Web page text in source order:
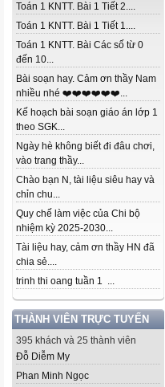
Toán 1 KNTT. Bài 1 Tiết 2....
Toán 1 KNTT. Bài 1 Tiết 1....
Toán 1 KNTT. Bài Các số từ 0
đến 10...
Bài soạn hay. Cảm ơn thầy Nam
nhiều nhé ❤️❤️❤️❤️❤️❤️...
Kế hoạch bài soạn giáo án lớp 1
theo SGK...
Ngày hè không biết đi đâu chơi,
vào trang thầy...
Chào bạn N, tài liệu siêu hay và
chỉn chu...
Quy chế làm việc của Chi bộ
nhiệm kỳ 2025-2030...
Tài liệu hay, cảm ơn thầy HN đã
chia sẻ....
trinh thi oang tuần 1 ...
THÀNH VIÊN TRỰC TUYẾN
395 khách và 25 thành viên
Đỗ Diễm My
Phan Minh Ngọc